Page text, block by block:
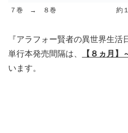
７巻 → ８巻
約
『アラフォー賢者の異世界生活
単行本発売間隔は、
【８ヵ月】
います。